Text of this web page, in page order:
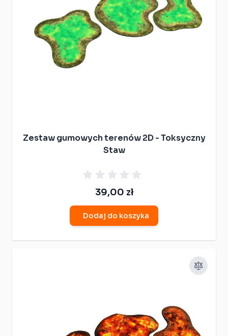
Zestaw gumowych terenów 2D - Toksyczny
Staw
39,00 zł
Dodaj do koszyka